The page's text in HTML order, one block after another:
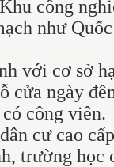
công
như
với cơ sở
cửa ngày
công viên.
cư cao
trường học